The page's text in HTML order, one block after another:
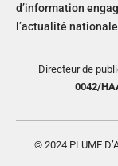
d’information
l’actualité
Directeur de
0042/
© 2024 PLUME